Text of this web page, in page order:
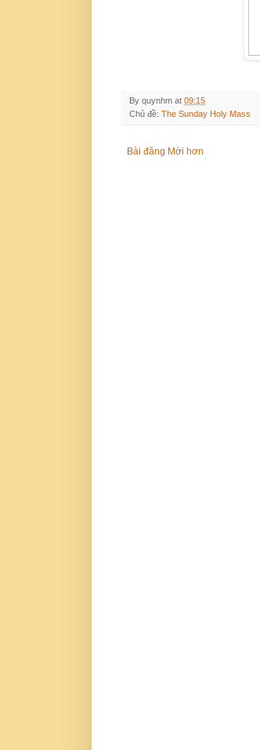
By quynhm at 09:15
Chủ đề: The Sunday Holy Mass
Bài đăng Mới hơn